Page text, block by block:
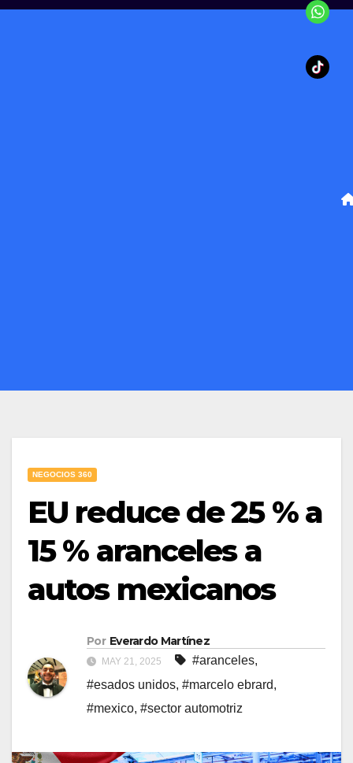
NEGOCIOS 360
EU reduce de 25 % a
15 % aranceles a
autos mexicanos
Por Everardo Martínez
MAY 21, 2025 #aranceles,
#esados unidos, #marcelo ebrard,
#mexico, #sector automotriz